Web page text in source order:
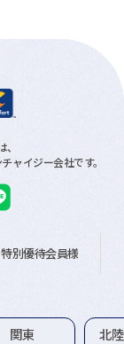
ャイジー会社です。
特別優待会員様
関東 北